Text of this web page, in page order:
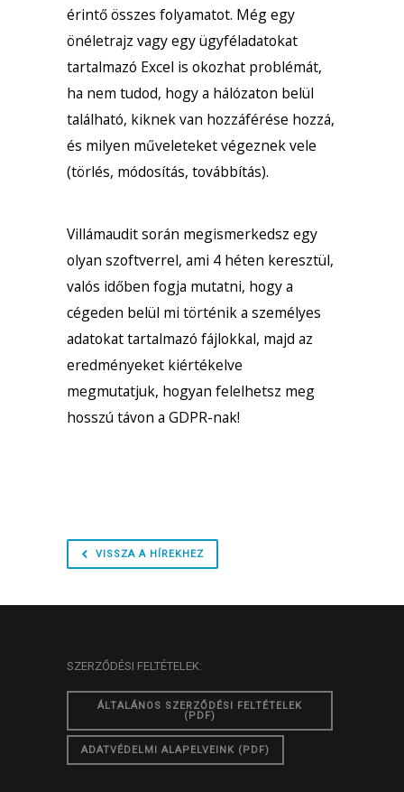
érintő összes folyamatot. Még egy
önéletrajz vagy egy ügyféladatokat
tartalmazó Excel is okozhat problémát,
ha nem tudod, hogy a hálózaton belül
található, kiknek van hozzáférése hozzá,
és milyen műveleteket végeznek vele
(törlés, módosítás, továbbítás).
Villámaudit során megismerkedsz egy
olyan szoftverrel, ami 4 héten keresztül,
valós időben fogja mutatni, hogy a
cégeden belül mi történik a személyes
adatokat tartalmazó fájlokkal, majd az
eredményeket kiértékelve
megmutatjuk, hogyan felelhetsz meg
hosszú távon a GDPR-nak!
VISSZA A HÍREKHEZ
SZERZŐDÉSI FELTÉTELEK:
ÁLTALÁNOS SZERZŐDÉSI FELTÉTELEK
(PDF)
ADATVÉDELMI ALAPELVEINK (PDF)